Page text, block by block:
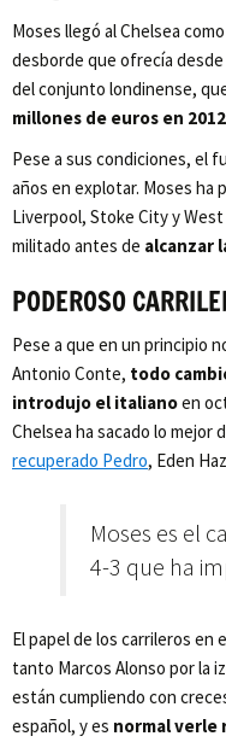
Moses llegó al Chelsea
desborde que ofrecía
del conjunto londinense,
millones de euros en 2012
Pese a sus condiciones, el
años en explotar. Moses ha
Liverpool, Stoke City y
militado antes de alcanzar
PODEROSO
Pese a que en un principio
Antonio Conte, todo
introdujo el italianoen
Chelsea ha sacado lo mejor
recuperado Pedro, Eden
Moses es el
4-3 que ha
El papel de los carrileros
tanto Marcos Alonso por la
están cumpliendo con
español, y es normal verle